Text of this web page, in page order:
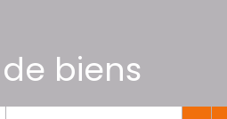
biens